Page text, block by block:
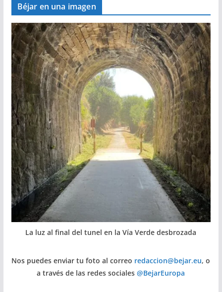
Béjar en una imagen
La luz al final del tunel en la Vía Verde desbrozada
Nos puedes enviar tu foto al correo redaccion@bejar.eu, o
a través de las redes sociales@BejarEuropa